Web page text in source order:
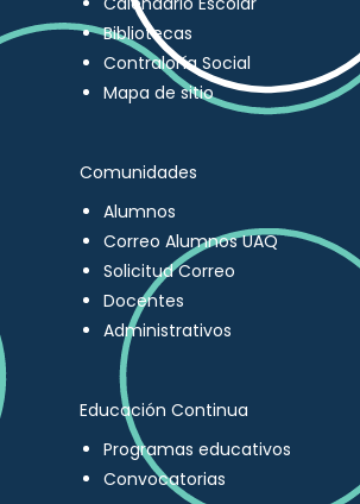
Bibliotecas
Contraloría Social
Mapa de sitio
Comunidades
Alumnos
Correo Alumnos UAQ
Solicitud Correo
Docentes
Administrativos
Educación Continua
Programas educativos
Convocatorias